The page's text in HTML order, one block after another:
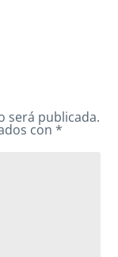
será publicada.
con*